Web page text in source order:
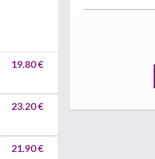
19.80 €
23.20 €
21.90 €